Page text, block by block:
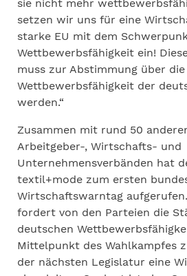
sie nicht mehr
setzen wir uns für eine
starke EU mit dem
Wettbewerbsfähigkeit ein!
muss zur Abstimmung über die
Wettbewerbsfähigkeit der
werden.“
Zusammen mit rund 50
Arbeitgeber-, Wirtschafts- und
Unternehmensverbänden hat
textil+mode zum ersten
Wirtschaftswarntag
fordert von den Parteien die
deutschen
Mittelpunkt des Wahlkampfes
der nächsten Legislatur eine